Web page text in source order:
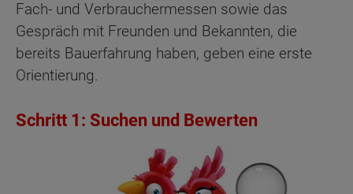
Fach- und Verbrauchermessen sowie das
Gespräch mit Freunden und Bekannten, die
bereits Bauerfahrung haben, geben eine erste
Orientierung.
Schritt 1: Suchen und Bewerten